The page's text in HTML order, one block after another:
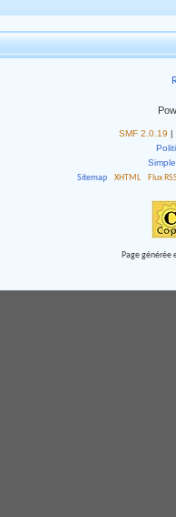
SMF 2.0.19 |
Sitemap
XHTML Flux
Page générée